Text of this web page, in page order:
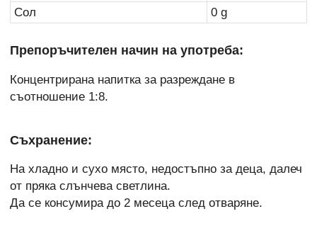
Сол
0 g
Препоръчителен начин на употреба:
Концентрирана напитка за разреждане в
съотношение 1:8.
Съхранение:
На хладно и сухо място, недостъпно за деца, далеч
от пряка слънчева светлина.
Да се консумира до 2 месеца след отваряне.